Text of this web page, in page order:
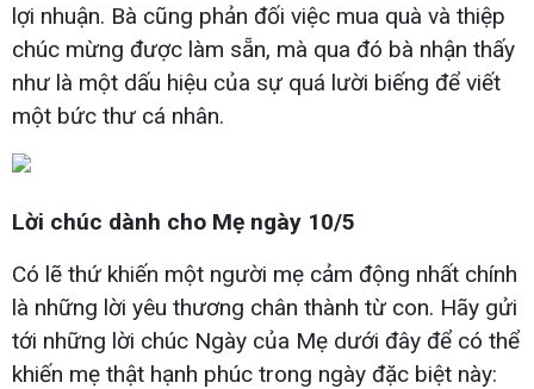
lợi nhuận. Bà cũng phản đối việc mua quà và thiệp
chúc mừng được làm sẵn, mà qua đó bà nhận thấy
như là một dấu hiệu của sự quá lười biếng để viết
một bức thư cá nhân.
Lời chúc dành cho Mẹ ngày 10/5
Có lẽ thứ khiến một người mẹ cảm động nhất chính
là những lời yêu thương chân thành từ con. Hãy gửi
tới những lời chúc Ngày của Mẹ dưới đây để có thể
khiến mẹ thật hạnh phúc trong ngày đặc biệt này: